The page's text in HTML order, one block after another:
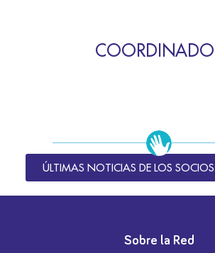
ÚLTIMAS NOTICIAS DE LOS SOCIOS
Sobre la Red